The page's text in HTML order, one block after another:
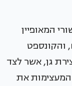
המאופיין
והקונספט
גן, אשר לצד
המעצימות את